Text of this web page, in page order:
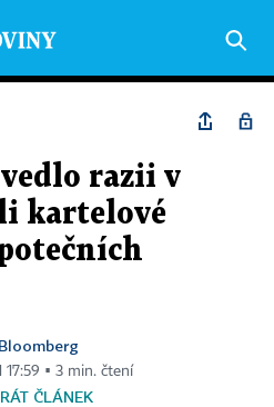
razii v
kartelové
Bloomberg
17:59 ▪ 3 min. čtení
ČLÁNEK